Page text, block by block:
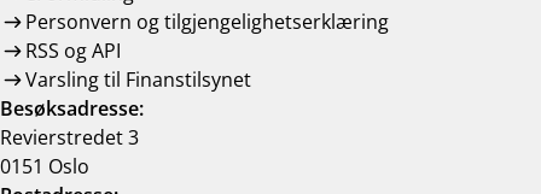
Personvern og tilgjengelighetserklæring
RSS og API
Varsling til Finanstilsynet
Besøksadresse:
Revierstredet 3
0151 Oslo